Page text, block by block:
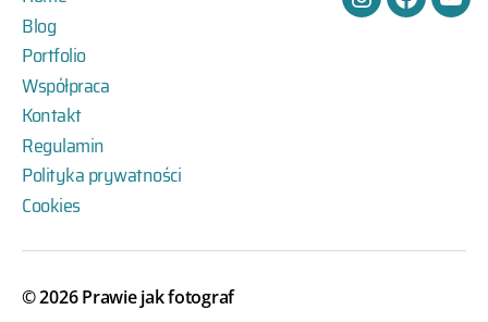
Blog
Portfolio
Współpraca
Kontakt
Regulamin
Polityka prywatności
Cookies
Instagram
Facebook
© 2026Prawie jak fotograf